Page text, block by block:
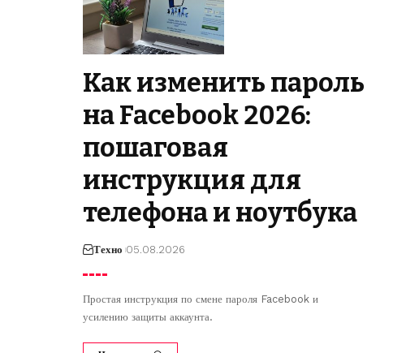
Как изменить пароль
на Facebook 2026:
пошаговая
инструкция для
телефона и ноутбука
Техно 05.08.2026
Простая инструкция по смене пароля Facebook и
усилению защиты аккаунта.